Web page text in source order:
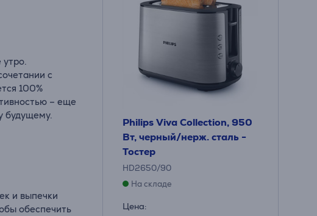
утро.
с
100%
– еще
будущему.
и выпечки
обеспечить
Philips Viva Collection, 950
Вт, черный/нерж. сталь -
Тостер
HD2650/90
На складе
Цена: